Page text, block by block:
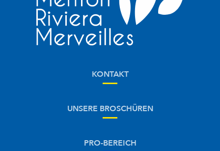
KONTAKT
UNSERE BROSCHÜREN
PRO-BEREICH